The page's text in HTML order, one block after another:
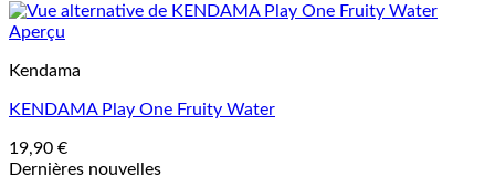
Aperçu
Kendama
KENDAMA Play One Fruity Water
19,90 €
Dernières nouvelles